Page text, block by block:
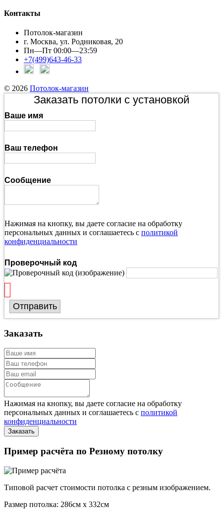
Контакты
Потолок-магазин
г. Москва, ул. Родниковая, 20
Пн—Пт 00:00—23:59
+7(499)643-46-33
© 2026 Потолок-магазин
Заказать потолки с установкой
Ваше имя
Ваш телефон
Сообщение
Нажимая на кнопку, вы даете согласие на обработку
персональных данных и соглашаетесь с политикой
конфиденциальности
Проверочный код
Отправить
Заказать
Нажимая на кнопку, вы даете согласие на обработку
персональных данных и соглашаетесь с политикой
конфиденциальности
Пример расчёта по Резному потолку
Типовой расчет стоимости потолка с резным изображением.
Размер потолка: 286см x 332см